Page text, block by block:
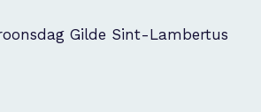
Gilde Sint-Lambertus